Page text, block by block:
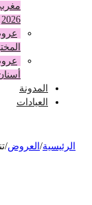
مغربي
عروض
المختبر
عروض
أسنان
المدونة
العيادات
/العروض